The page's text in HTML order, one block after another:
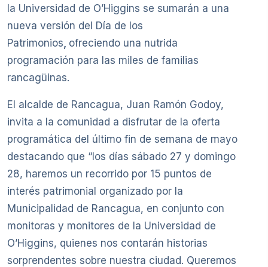
la Universidad de O’Higgins se sumarán a una
nueva versión del Día de los
Patrimonios ofreciendo una nutrida
programación para las miles de familias
rancagüinas.
El alcalde de Rancagua, Juan Ramón Godoy,
invita a la comunidad a disfrutar de la oferta
programática del último fin de semana de mayo
destacando que “los días sábado 27 y domingo
28, haremos un recorrido por 15 puntos de
interés patrimonial organizado por la
Municipalidad de Rancagua, en conjunto con
monitoras y monitores de la Universidad de
O’Higgins, quienes nos contarán historias
sorprendentes sobre nuestra ciudad. Queremos